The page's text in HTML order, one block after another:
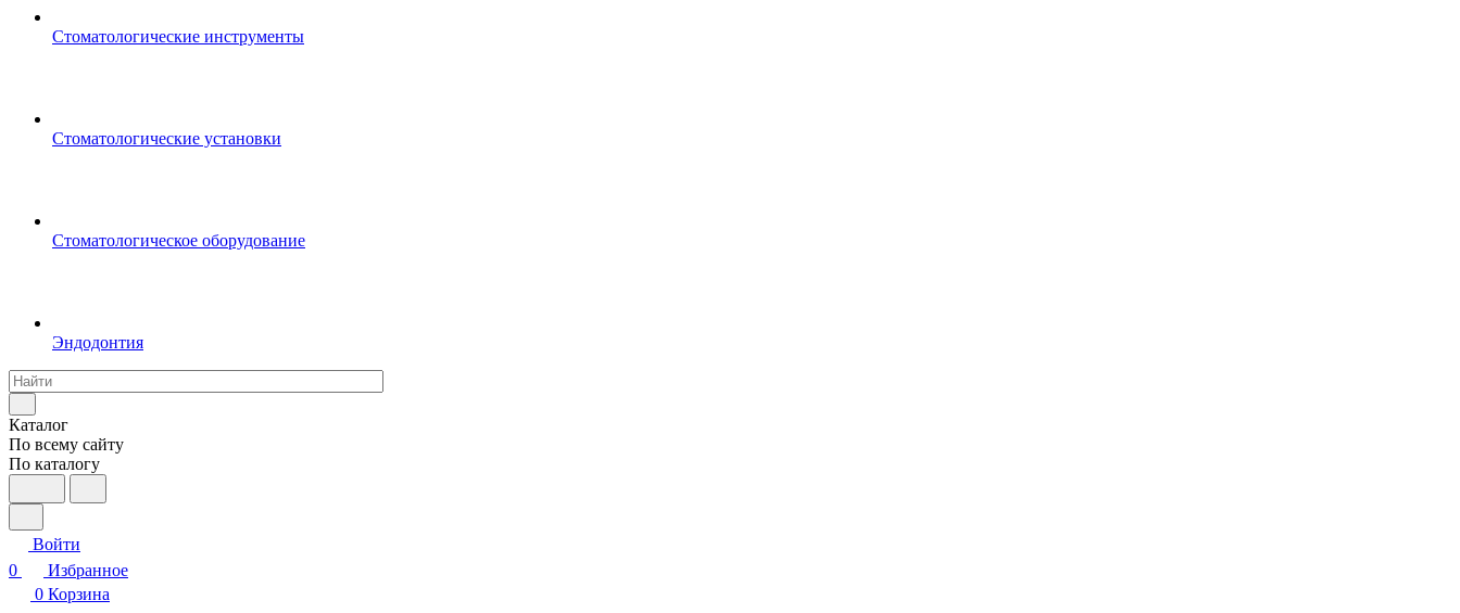
Стоматологические инструменты
Стоматологические установки
Стоматологическое оборудование
Эндодонтия
Каталог
По всему сайту
По каталогу
Войти
0
Избранное
0 Корзина